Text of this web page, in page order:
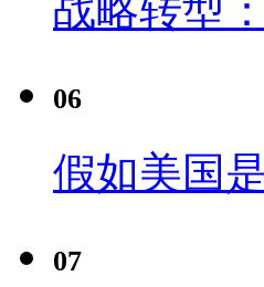
战略转型
06
假如美国
07